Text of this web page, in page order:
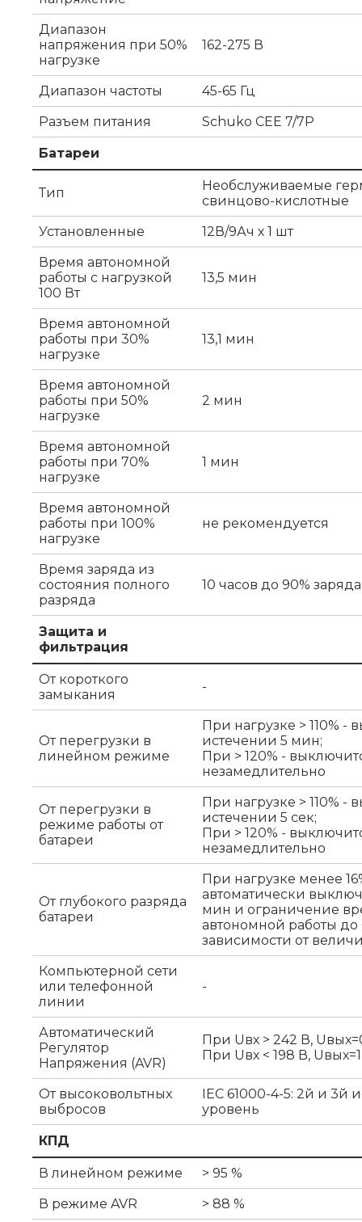
Диапазон
напряжения при 50%
нагрузке
162-275 В
Диапазон частоты
45-65 Гц
Разъем питания
Schuko CEE 7/7P
Батареи
Тип
Необслуживаемые
свинцово-кислотные
Установленные
12В/9Ач х 1 шт
Время автономной
работы с нагрузкой
100 Вт
13,5 мин
Время автономной
работы при 30%
нагрузке
13,1 мин
Время автономной
работы при 50%
нагрузке
2 мин
Время автономной
работы при 70%
нагрузке
1 мин
Время автономной
работы при 100%
нагрузке
не рекомендуется
Время заряда из
состояния полного
разряда
10 часов до 90% заряда
Защита и
фильтрация
От короткого
замыкания
-
От перегрузки в
линейном режиме
При нагрузке > 110% -
истечении 5 мин;
При > 120% -
незамедлительно
От перегрузки в
режиме работы от
батареи
При нагрузке > 110% -
истечении 5 сек;
При > 120% -
незамедлительно
От глубокого разряда
батареи
При нагрузке менее
автоматически
мин и ограничение
автономной работы
зависимости от
Компьютерной сети
или телефонной
линии
-
Автоматический
Регулятор
Напряжения (AVR)
При Uвх > 242 В,
При Uвх < 198 В,
От высоковольтных
выбросов
IEC 61000-4-5: 2й и 3й
уровень
КПД
В линейном режиме
> 95 %
В режиме AVR
> 88 %